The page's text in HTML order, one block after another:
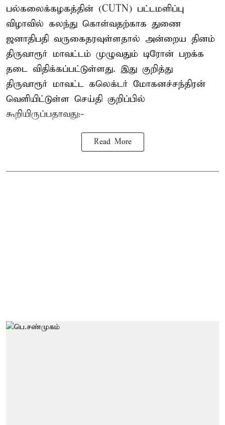
பல்கலைக்கழகத்தின் (CUTN) பட்டமளிப்பு
விழாவில் கலந்து கொள்வதற்காக துணை
ஜனாதிபதி வருகைதரவுள்ளதால் அன்றைய தினம்
திருவாரூர் மாவட்டம் முழுவதும் டிரோன் பறக்க
தடை விதிக்கப்பட்டுள்ளது. இது குறித்து
திருவாரூர் மாவட்ட கலெக்டர் மோகனச்சந்திரன்
வெளியிட்டுள்ள செய்தி குறிப்பில்
கூறியிருப்பதாவது:-
Read More